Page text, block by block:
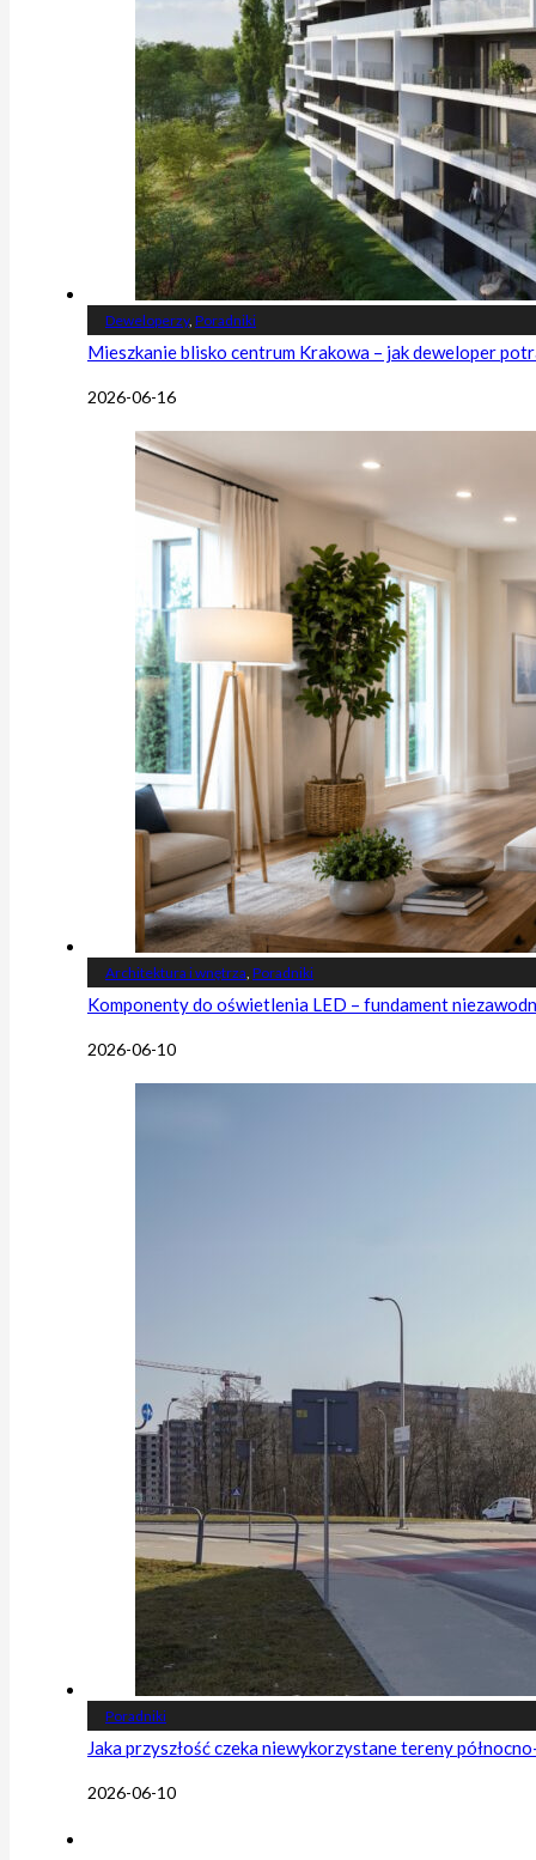
Deweloperzy, Poradniki
Mieszkanie blisko centrum Krakowa – jak deweloper
2026-06-16
Architektura i wnętrza Poradniki
Komponenty do oświetlenia LED – fundament
2026-06-10
Poradniki
Jaka przyszłość czeka niewykorzystane tereny
2026-06-10